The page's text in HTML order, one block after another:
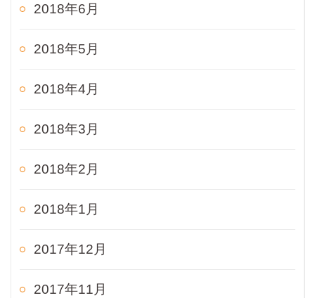
2018年6月
2018年5月
2018年4月
2018年3月
2018年2月
2018年1月
2017年12月
2017年11月